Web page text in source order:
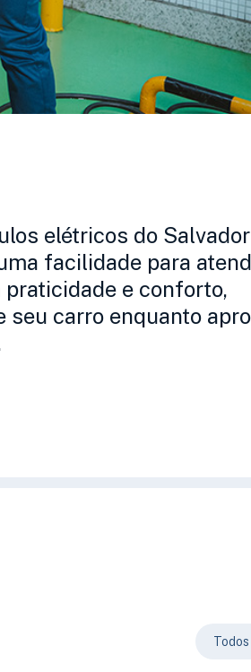
elétricos do Salvador
facilidade para
e conforto,
carro enquanto